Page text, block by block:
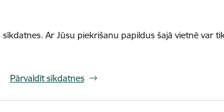
Ar Jūsu piekrišanu papildus šajā vietnē var
Pārvaldīt sīkdatnes